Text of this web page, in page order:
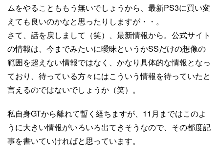
ムをやることももう無いでしょうから、最新PS3に買い変
えても良いのかなと思ったりしますが・・。
さて、話を戻しまして（笑）、最新情報から。公式サイト
の情報は、今までみたいに曖昧というかSSだけの想像の
範囲を超えない情報ではなく、かなり具体的な情報となっ
ており、待っている方々にはこういう情報を待っていたと
言えるのではないでしょうか（笑）。
私自身GTから離れて暫く経ちますが、11月まではこのよ
うに大きい情報がいろいろ出てきそうなので、その都度記
事を書いていければと思っています。